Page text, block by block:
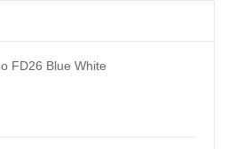
FD26 Blue White